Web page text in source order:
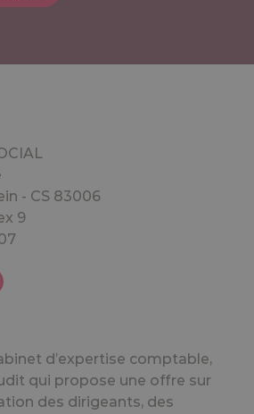
- CS 83006
9
d’expertise comptable,
qui propose une offre sur
des dirigeants, des